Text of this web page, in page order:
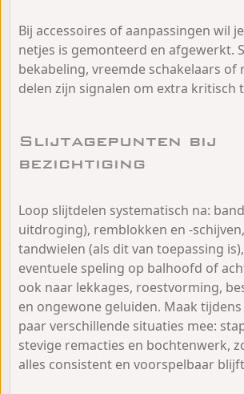
Bij accessoires of aanpassingen wil
netjes is gemonteerd en afgewerkt.
bekabeling, vreemde schakelaars of
delen zijn signalen om extra kritisch
Slijtagepunten bij
bezichtiging
Loop slijtdelen systematisch na:
uitdroging), remblokken en -
tandwielen (als dit van toepassing
eventuele speling op balhoofd of
ook naar lekkages, roestvorming,
en ongewone geluiden. Maak
paar verschillende situaties mee:
stevige remacties en bochtenwerk,
alles consistent en voorspelbaar